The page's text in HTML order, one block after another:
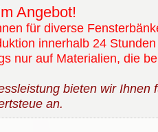
Angebot!
für diverse
innerhalb 24
nur auf Materialien, die
bieten wir Ihnen
an.